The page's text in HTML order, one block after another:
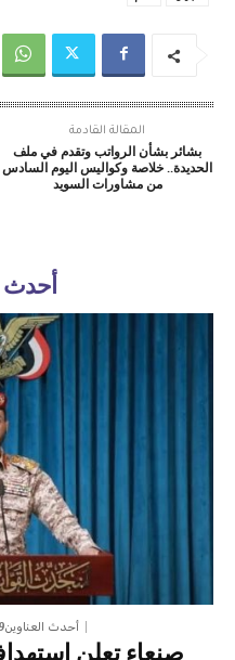
المقالة القادمة
بشائر بشأن الرواتب وتقدم في ملف
الحديدة.. خلاصة وكواليس اليوم السادس
من مشاورات السويد
أحدث
أحدث العناوين9 أغسطس، 2026